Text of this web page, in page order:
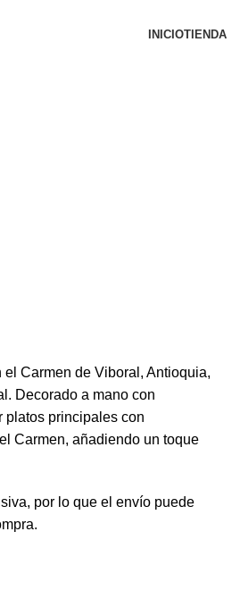
INICIOTIENDA
Carmen de Viboral, Antioquia,
Decorado a mano con
platos principales con
Carmen, añadiendo un toque
por lo que el envío puede